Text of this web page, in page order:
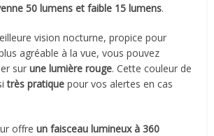
50 lumens et faible 15 lumens.
vision nocturne, propice pour
agréable à la vue, vous pouvez
surune lumière rouge. Cette couleur de
très pratique pour vos alertes en cas
offre un faisceau lumineux à 360